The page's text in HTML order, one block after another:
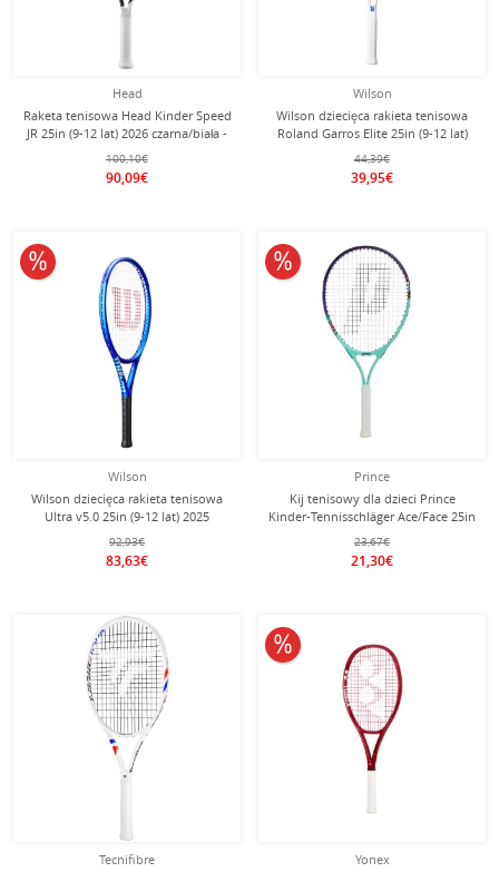
Head
Raketa tenisowa Head Kinder Speed
JR 25in (9-12 lat) 2026 czarna/biała -
naciągnięta -
100,10€
90,09€
Wilson
Wilson dziecięca rakieta tenisowa
Roland Garros Elite 25in (9-12 lat)
2026 biała/brązowa - naciągnięta -
44,39€
39,95€
Wilson
Wilson dziecięca rakieta tenisowa
Ultra v5.0 25in (9-12 lat) 2025
niebieska - naciągnięta -
92,93€
83,63€
10% obniżone
Prince
Kij tenisowy dla dzieci Prince
Kinder-Tennisschläger Ace/Face 25in
(9-12 lat) 2025 różowy - naciągnięty
-
23,67€
21,30€
10% obniżone
Tecnifibre
Yonex
10% obniżone